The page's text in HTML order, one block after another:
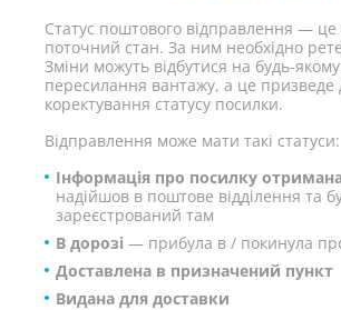
Статус поштового відправлення — це
поточний стан. За ним необхідно
Зміни можуть відбутися на будь-
пересилання вантажу, а це призведе
коректування статусу посилки.
Відправлення може мати такі статуси:
Інформація про посилку
надійшов в поштове відділення та
зареєстрований там
В дорозі — прибула в / покинула
Доставлена ​​в призначений пункт
Видана для доставки